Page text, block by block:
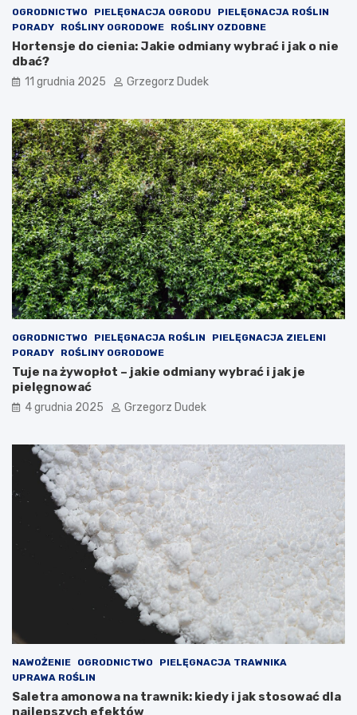
p
t
o
m
ó
l
e
r
g
i
i
u
d
z
i
e
c
i
d
e
k
o
r
j
e
n
a
w
ł
a
s
n
ą
r
ę
k
ę
OGRODNICTWO PIELĘGNACJA OGRODU
PIELĘGNACJA ROŚLIN
PORADY
ROŚLINY OGRODOWE ROŚLINY OZDOBNE
Hortensje do cienia: Jakie odmiany wybrać i jak o nie
dbać?
11 grudnia 2025 Grzegorz Dudek
OGRODNICTWO PIELĘGNACJA ROŚLIN
PIELĘGNACJA ZIELENI
PORADY
ROŚLINY OGRODOWE
Tuje na żywopłot – jakie odmiany wybrać i jak je
pielęgnować
4 grudnia 2025 Grzegorz Dudek
NAWOŻENIE OGRODNICTWO
PIELĘGNACJA TRAWNIKA
UPRAWA ROŚLIN
Saletra amonowa na trawnik: kiedy i jak stosować dla
najlepszych efektów